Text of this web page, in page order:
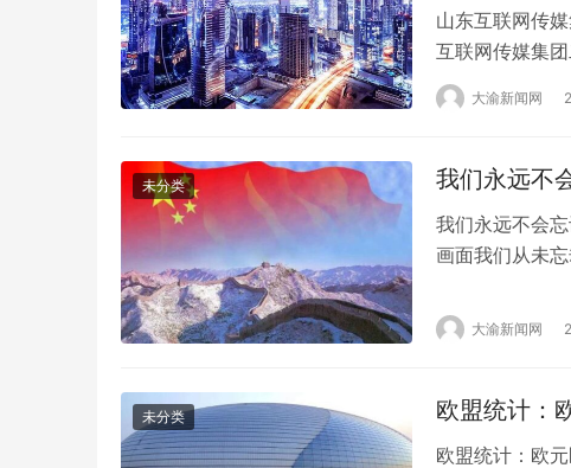
山东互联网传
互联网传媒集
互联网传媒集
(6.610，-0.07
大渝新闻网
未分类 我们永远不
我们永远不会
画面我们从未
年后，我们依
大渝新闻网
未分类 欧盟统计：
欧盟统计：欧